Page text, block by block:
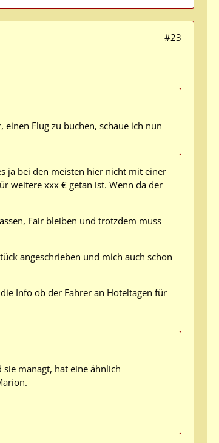
#23
Flug zu buchen, schaue ich nun
ja bei den meisten hier nicht mit einer
weitere xxx € getan ist. Wenn da der
Fair bleiben und trotzdem muss
angeschrieben und mich auch schon
Info ob der Fahrer an Hoteltagen für
managt, hat eine ähnlich